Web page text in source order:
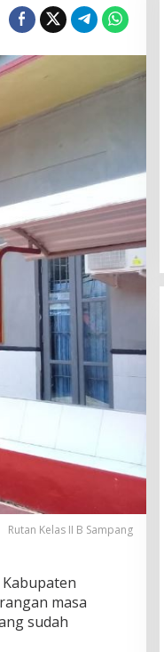
Rutan Kelas II B Sampang
masa
sudah